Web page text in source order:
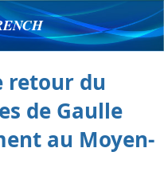
retour du
de Gaulle
au Moyen-